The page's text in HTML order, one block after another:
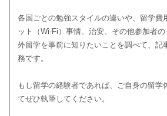
各国ごとの勉強スタイルの違いや、留学費
ット（Wi-Fi）事情、治安、その他参加者
外留学を事前に知りたいことを調べて、記
務です。
もし留学の経験者であれば、ご自身の留学
てぜひ執筆してください。